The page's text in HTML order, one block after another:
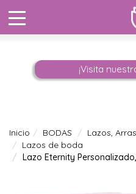
¡Visita
Inicio BODAS
Lazos,
Lazos de boda
Lazo Eternity